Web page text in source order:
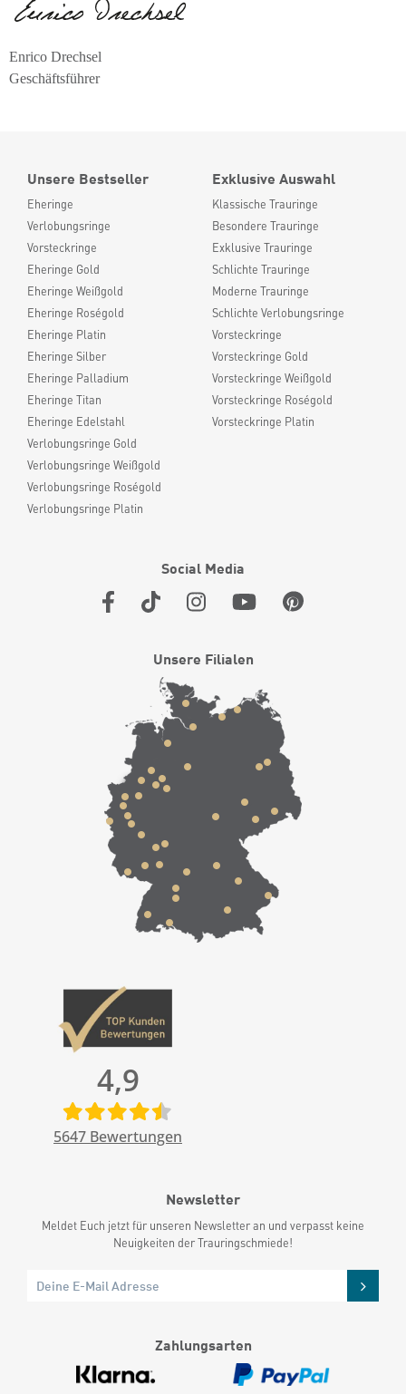
Enrico Drechsel
Geschäftsführer
Unsere Bestseller
Eheringe
Verlobungsringe
Vorsteckringe
Eheringe Gold
Eheringe Weißgold
Eheringe Roségold
Eheringe Platin
Eheringe Silber
Eheringe Palladium
Eheringe Titan
Eheringe Edelstahl
Verlobungsringe Gold
Verlobungsringe Weißgold
Verlobungsringe Roségold
Verlobungsringe Platin
Exklusive Auswahl
Klassische Trauringe
Besondere Trauringe
Exklusive Trauringe
Schlichte Trauringe
Moderne Trauringe
Schlichte Verlobungsringe
Vorsteckringe
Vorsteckringe Gold
Vorsteckringe Weißgold
Vorsteckringe Roségold
Vorsteckringe Platin
Social Media
Unsere Filialen
4,9
5647 Bewertungen
Newsletter
Meldet Euch jetzt für unseren Newsletter an und verpasst keine
Neuigkeiten der Trauringschmiede!
Zahlungsarten